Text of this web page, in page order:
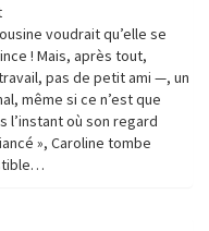
voudrait qu’elle se
! Mais, après tout,
pas de petit ami —, un
même si ce n’est que
l’instant où son regard
», Caroline tombe